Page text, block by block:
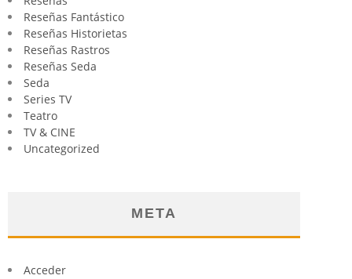
Reseñas Fantástico
Reseñas Historietas
Reseñas Rastros
Reseñas Seda
Seda
Series TV
Teatro
TV & CINE
Uncategorized
META
Acceder